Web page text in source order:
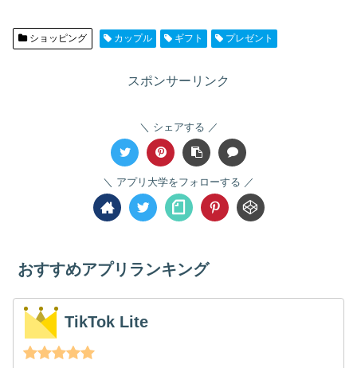
ショッピング カップル ギフト プレゼント
スポンサーリンク
シェアする
アプリ大学をフォローする
おすすめアプリランキング
TikTok Lite